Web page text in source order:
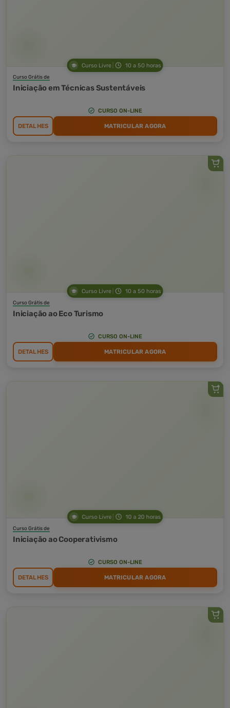
Curso Livre 10 a 50 horas
Curso Grátis de
Iniciação em Técnicas Sustentáveis
CURSO ON-LINE
DETALHES MATRICULAR AGORA
Curso Livre 10 a 50 horas
Curso Grátis de
Iniciação ao Eco Turismo
CURSO ON-LINE
DETALHES MATRICULAR AGORA
Curso Livre 10 a 20 horas
Curso Grátis de
Iniciação ao Cooperativismo
CURSO ON-LINE
DETALHES MATRICULAR AGORA